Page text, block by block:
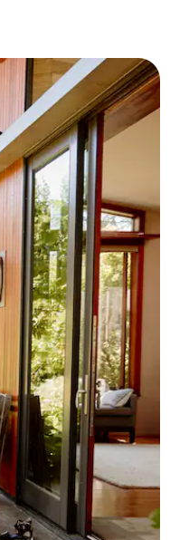
et en faisant glisser.